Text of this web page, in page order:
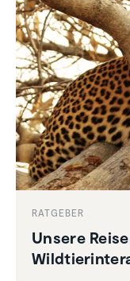
RATGEBER
Unsere